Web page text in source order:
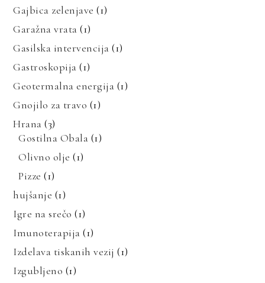
Gajbica zelenjave (1)
Garažna vrata (1)
Gasilska intervencija (1)
Gastroskopija (1)
Geotermalna energija (1)
Gnojilo za travo (1)
Hrana (3)
Gostilna Obala (1)
Olivno olje (1)
Pizze (1)
hujšanje (1)
Igre na srečo (1)
Imunoterapija (1)
Izdelava tiskanih vezij (1)
Izgubljeno (1)